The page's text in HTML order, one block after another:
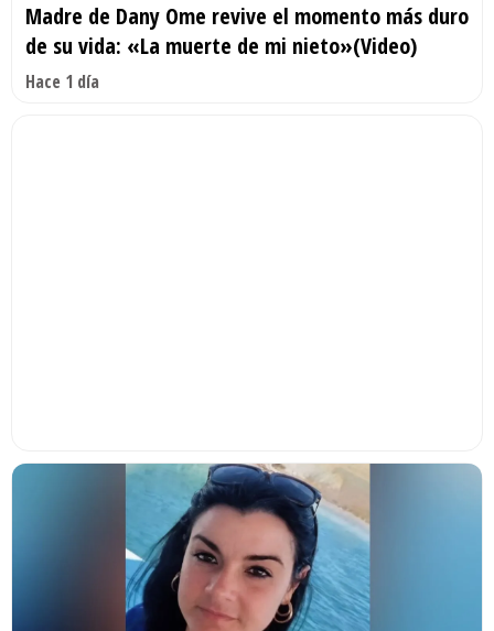
Madre de Dany Ome revive el momento más duro
de su vida: «La muerte de mi nieto»(Video)
Hace 1 día